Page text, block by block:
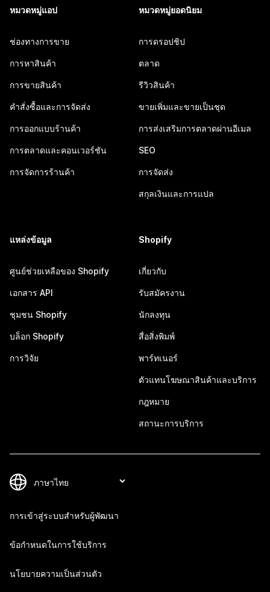
หมวดหมู่แอป
ช่องทางการขาย
การหาสินค้า
การขายสินค้า
คำสั่งซื้อและการจัดส่ง
การออกแบบร้านค้า
การตลาดและคอนเวอร์ชัน
การจัดการร้านค้า
หมวดหมู่ยอดนิยม
การดรอปชิป
ตลาด
รีวิวสินค้า
ขายเพิ่มและขายเป็นชุด
การส่งเสริมการตลาดผ่านอีเมล
SEO
การจัดส่ง
สกุลเงินและการแปล
แหล่งข้อมูล
ศูนย์ช่วยเหลือของ Shopify
เอกสาร API
ชุมชน Shopify
บล็อก Shopify
การวิจัย
Shopify
เกี่ยวกับ
รับสมัครงาน
นักลงทุน
สื่อสิ่งพิมพ์
พาร์ทเนอร์
ตัวแทนโฆษณาสินค้าและบริการ
กฎหมาย
สถานะการบริการ
การเข้าสู่ระบบสำหรับผู้พัฒนา
ข้อกำหนดในการใช้บริการ
นโยบายความเป็นส่วนตัว